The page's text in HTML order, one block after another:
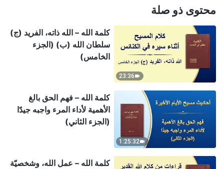
محتوى ذو صلة
23:36
كلمة الله – الله ذاته، الفريد (ج)
سلطان الله (ب) (الجزء
الخامس)
1:25:32
كلمة الله – فهم الحق بالغ
الأهمية لأداء المرء واجبه جيدًا
(الجزء الثاني)
كلمة الله – عمل الله، وشخصيّة